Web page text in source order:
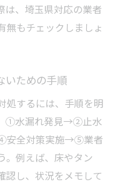
は、埼玉県対応の業者
無もチェックしましょ
いための手順
処するには、手順を明
①水漏れ発見→②止水
全対策実施→⑤業者
。例えば、床やタン
認し、状況をメモして